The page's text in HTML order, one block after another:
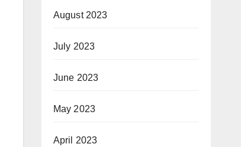
August 2023
July 2023
June 2023
May 2023
April 2023